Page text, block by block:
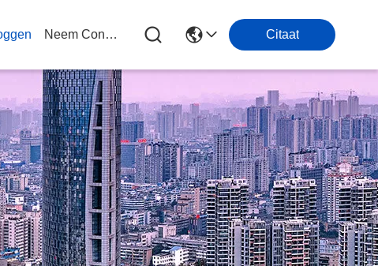
Neem Contact Met Ons Op Citaat